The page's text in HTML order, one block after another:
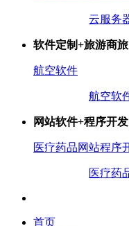
云服务
软件定制+旅游商旅
航空软件
航空软
网站软件+程序开发
医疗药品网站程序
医疗药
首页